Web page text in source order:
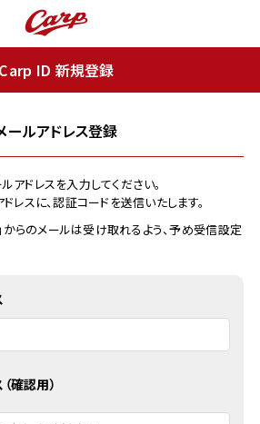
Carp ID 新規登録
ールアドレス登録
ドレスを入力してください。
レスに、認証コードを送信いたします。
らのメールは受け取れるよう、予め受信設定
確認用）